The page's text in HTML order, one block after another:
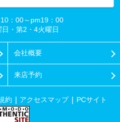
：00～pm19：00
日・第2・4火曜日
会社概要
来店予約
約 アクセスマップ PCサイト